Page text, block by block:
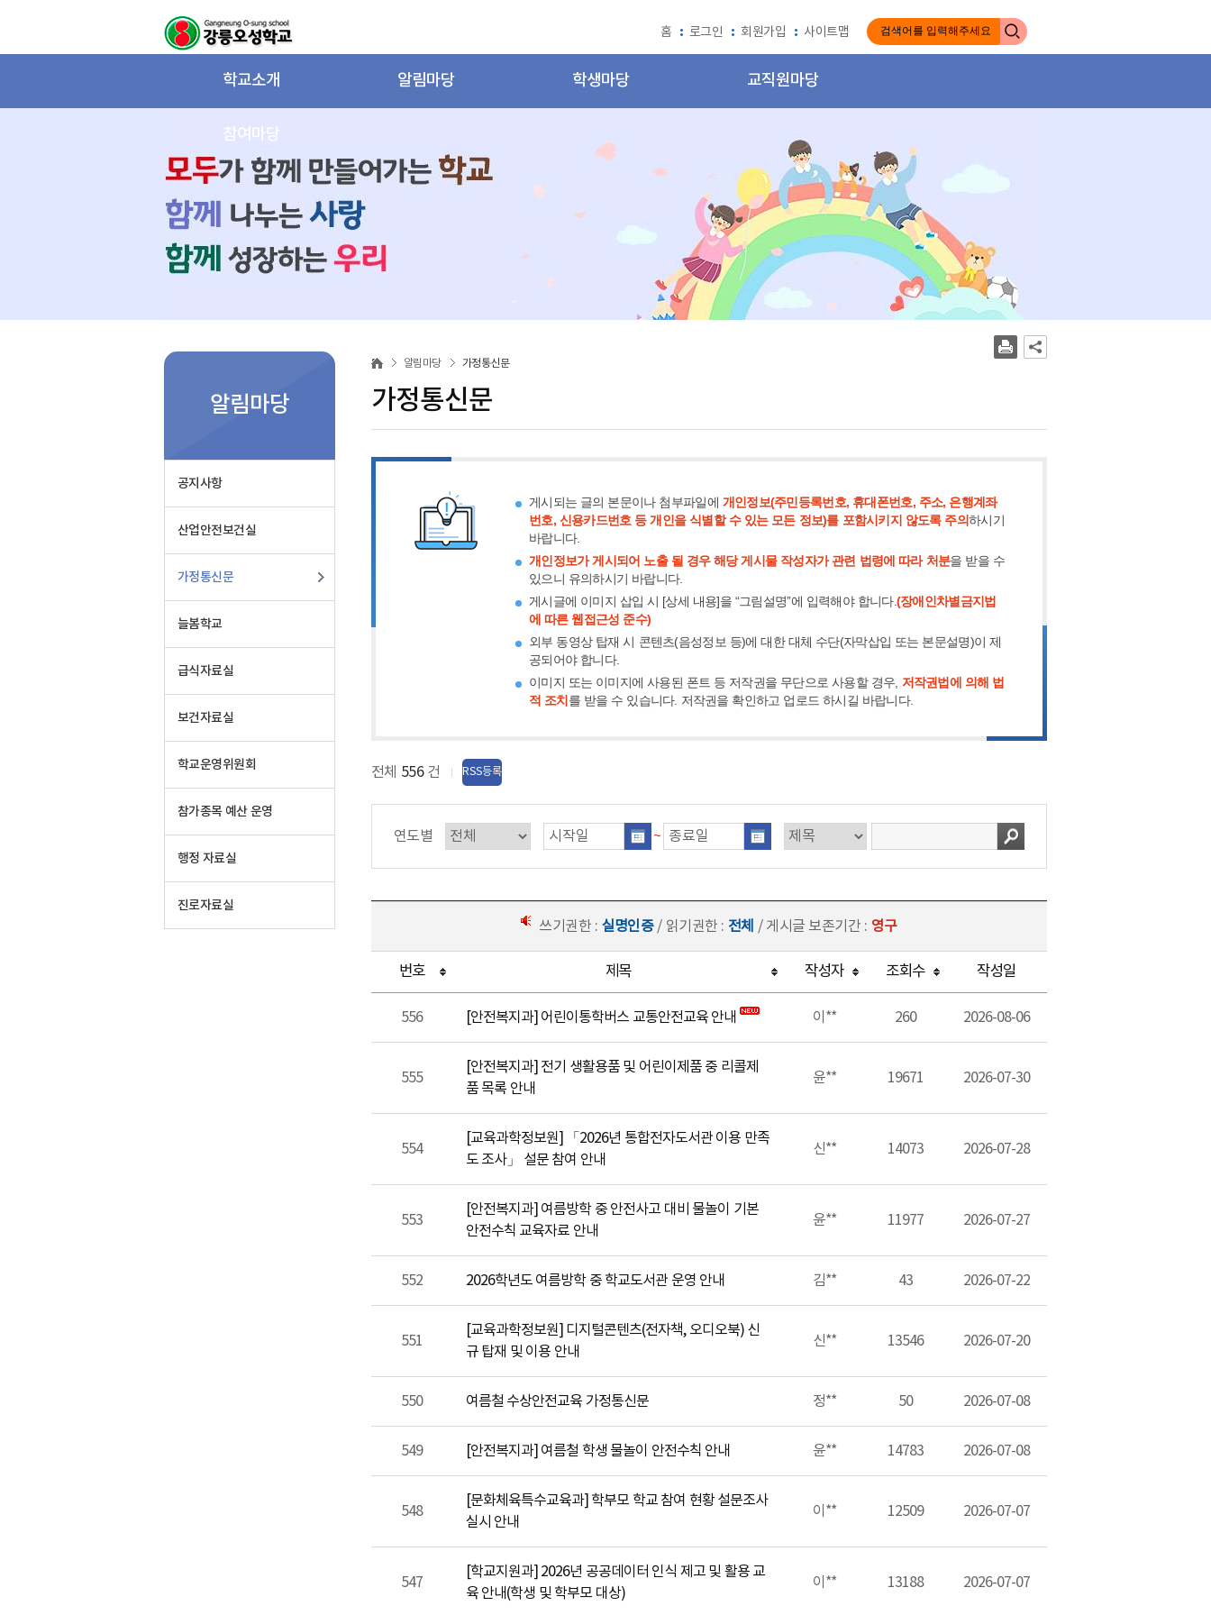
홈 로그인 회원가입 사이트맵
학교소개 알림마당 학생마당 교직원마당
참여마당
알림마당
공지사항
산업안전보건실
가정통신문
늘봄학교
급식자료실
보건자료실
학교운영위원회
참가종목 예산 운영
행정 자료실
진로자료실
통
신
알림마당 가정통신문
가정통신문
게시되는 글의 본문이나 첨부파일에 개인정보(주민등록번호, 휴대폰번호, 주소, 은행계좌
번호, 신용카드번호 등 개인을 식별할 수 있는 모든 정보)를 포함시키지 않도록 주의하시기
바랍니다.
개인정보가 게시되어 노출 될 경우 해당 게시물 작성자가 관련 법령에 따라 처분을 받을 수
있으니 유의하시기 바랍니다.
게시글에 이미지 삽입 시 [상세 내용]을 “그림설명”에 입력해야 합니다.(장애인차별금지법
에 따른 웹접근성 준수)
외부 동영상 탑재 시 콘텐츠(음성정보 등)에 대한 대체 수단(자막삽입 또는 본문설명)이 제
공되어야 합니다.
이미지 또는 이미지에 사용된 폰트 등 저작권을 무단으로 사용할 경우, 저작권법에 의해 법
적 조치 를 받을 수 있습니다. 저작권을 확인하고 업로드 하시길 바랍니다.
전체 556 건 RSS등록
연도별 ~
쓰기권한 : 실명인증/ 읽기권한 : 전체 / 게시글 보존기간 : 영구
번호 제목 작성자 조회수 작성일
556 [안전복지과] 어린이통학버스 교통안전교육 안내 이** 260 2026-08-06
555
[안전복지과] 전기 생활용품 및 어린이제품 중 리콜제
품 목록 안내
윤** 19671 2026-07-30
554
[교육과학정보원] 「2026년 통합전자도서관 이용 만족
도 조사」 설문 참여 안내
신** 14073 2026-07-28
553
[안전복지과] 여름방학 중 안전사고 대비 물놀이 기본
안전수칙 교육자료 안내
윤** 11977 2026-07-27
552 2026학년도 여름방학 중 학교도서관 운영 안내 김** 43 2026-07-22
551
[교육과학정보원] 디지털콘텐츠(전자책, 오디오북) 신
규 탑재 및 이용 안내
신** 13546 2026-07-20
550 여름철 수상안전교육 가정통신문 정** 50 2026-07-08
549 [안전복지과] 여름철 학생 물놀이 안전수칙 안내 윤** 14783 2026-07-08
548
[문화체육특수교육과] 학부모 학교 참여 현황 설문조사
실시 안내
이** 12509 2026-07-07
547
[학교지원과] 2026년 공공데이터 인식 제고 및 활용 교
육 안내(학생 및 학부모 대상)
이** 13188 2026-07-07